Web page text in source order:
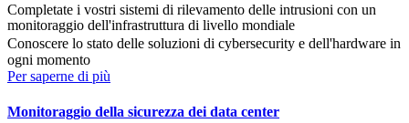
Completate i vostri sistemi di rilevamento delle intrusioni con un
monitoraggio dell'infrastruttura di livello mondiale
Conoscere lo stato delle soluzioni di cybersecurity e dell'hardware in
ogni momento
Per saperne di più
Monitoraggio della sicurezza dei data center